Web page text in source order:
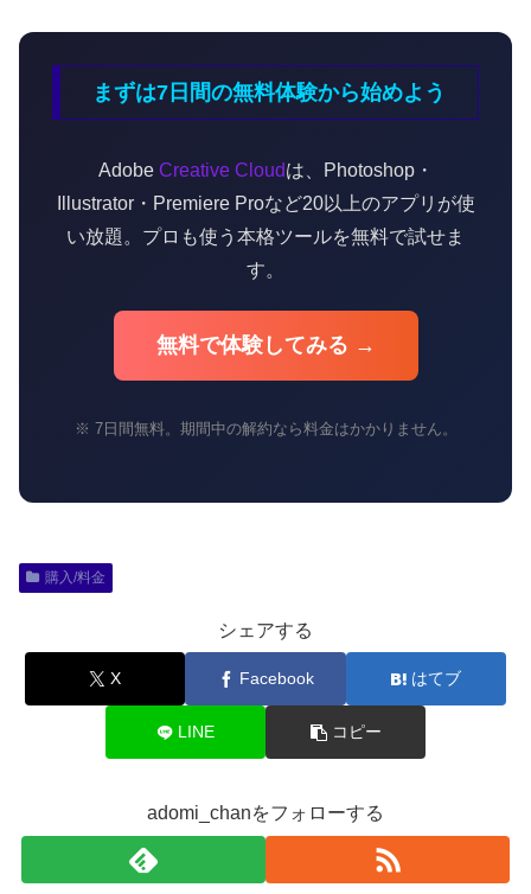
まずは7日間の無料体験から始めよう
Adobe Creative Cloudは、Photoshop・
Illustrator・Premiere Proなど20以上のアプリが使
い放題。プロも使う本格ツールを無料で試せま
す。
無料で体験してみる →
※ 7日間無料。期間中の解約なら料金はかかりません。
購入/料金
シェアする
X Facebook はてブ
LINE コピー
adomi_chanをフォローする